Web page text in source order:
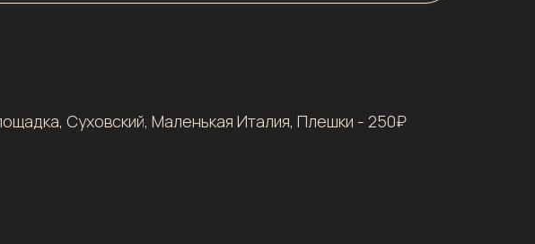
Суховский, Маленькая Италия, Плешки - 250₽